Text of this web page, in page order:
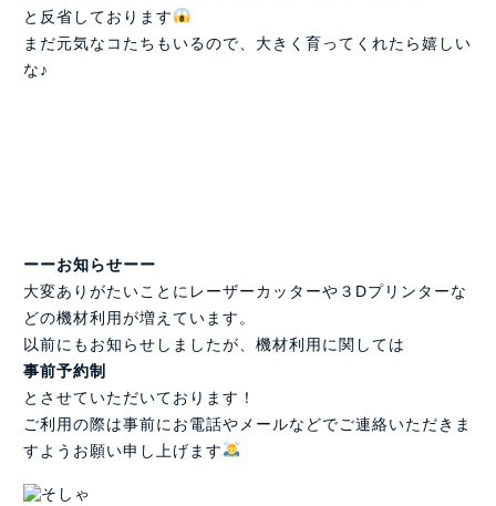
と反省しております
まだ元気なコたちもいるので、大きく育ってくれたら嬉しい
な♪
ーーお知らせーー
大変ありがたいことにレーザーカッターや３Dプリンターな
どの機材利用が増えています。
以前にもお知らせしましたが、機材利用に関しては
事前予約制
とさせていただいております！
ご利用の際は事前にお電話やメールなどでご連絡いただきま
すようお願い申し上げます